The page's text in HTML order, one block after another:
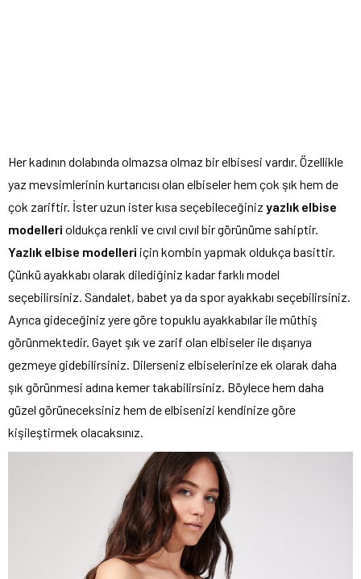
Her kadının dolabında olmazsa olmaz bir elbisesi vardır. Özellikle
yaz mevsimlerinin kurtarıcısı olan elbiseler hem çok şık hem de
çok zariftir. İster uzun ister kısa seçebileceğiniz yazlık elbise
modelleri oldukça renkli ve cıvıl cıvıl bir görünüme sahiptir.
Yazlık elbise modelleri için kombin yapmak oldukça basittir.
Çünkü ayakkabı olarak dilediğiniz kadar farklı model
seçebilirsiniz. Sandalet, babet ya da spor ayakkabı seçebilirsiniz.
Ayrıca gideceğiniz yere göre topuklu ayakkabılar ile müthiş
görünmektedir. Gayet şık ve zarif olan elbiseler ile dışarıya
gezmeye gidebilirsiniz. Dilerseniz elbiselerinize ek olarak daha
şık görünmesi adına kemer takabilirsiniz. Böylece hem daha
güzel görüneceksiniz hem de elbisenizi kendinize göre
kişileştirmek olacaksınız.